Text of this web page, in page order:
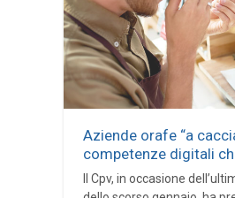
Aziende orafe “a
competenze digitali
Il Cpv, in occasione